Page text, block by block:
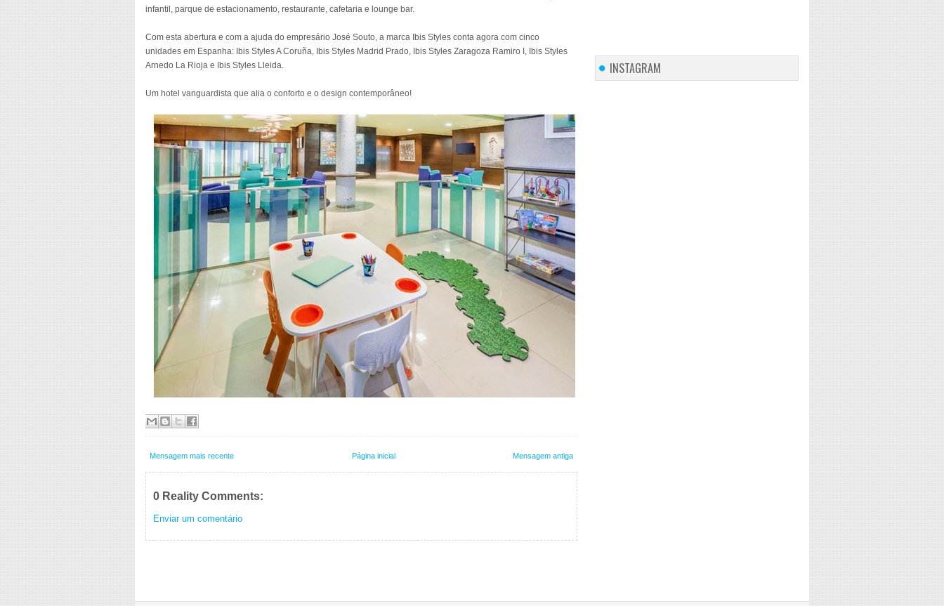
infantil, parque de estacionamento, restaurante, cafetaria e lounge bar.
Com esta abertura e com a ajuda do empresário José Souto, a marca Ibis Styles conta agora com cinco
unidades em Espanha: Ibis Styles A Coruña, Ibis Styles Madrid Prado, Ibis Styles Zaragoza Ramiro I, Ibis Styles
Arnedo La Rioja e Ibis Styles Lleida.
Um hotel vanguardista que alia o conforto e o design contemporâneo!
Mensagem mais recente Mensagem antiga
Página inicial
0 Reality Comments:
Enviar um comentário
INSTAGRAM